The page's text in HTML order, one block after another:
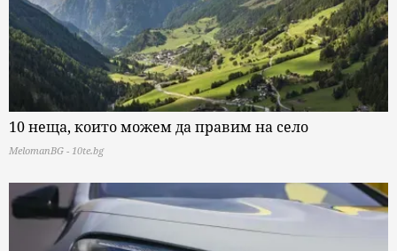
10 неща, които можем да правим на село
MelomanBG - 10te.bg